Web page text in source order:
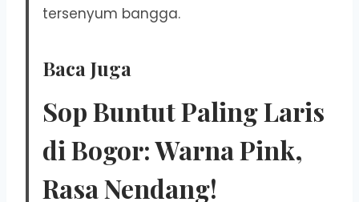
tersenyum bangga.
Baca Juga
Sop Buntut Paling Laris
di Bogor: Warna Pink,
Rasa Nendang!